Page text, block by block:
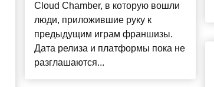
Cloud Chamber, в которую вошли
люди, приложившие руку к
предыдущим играм франшизы.
Дата релиза и платформы пока не
разглашаются...